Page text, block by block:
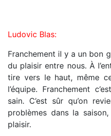
Ludovic Blas:
Franchement il y a un bon
du plaisir entre nous. À
tire vers le haut, même
l’équipe. Franchement
sain. C’est sûr qu’on
problèmes dans la
plaisir.